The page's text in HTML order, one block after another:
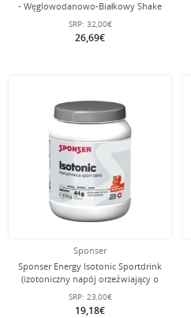
- Węglowodanowo-Białkowy Shake
Regeneracyjny) Czekolada 900g
Puszka
SRP: 32,00€
26,69€
Sponser
Sponser Energy Isotonic Sportdrink
(izotoniczny napój orzeźwiający o
owocowym smaku) Krwawa
pomarańcza 1000g puszka
SRP: 23,00€
19,18€